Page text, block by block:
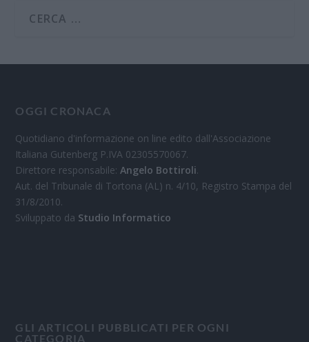
OGGI CRONACA
Quotidiano d'informazione on line edito dall'Associazione
Italiana Gutenberg P.IVA 02305570067.
Direttore responsabile:Angelo Bottiroli.
Aut. del Tribunale di Tortona (AL) n. 4/10, Registro Stampa del
31/8/2010.
Sviluppato da Studio Informatico
GLI ARTICOLI PUBBLICATI PER OGNI
CATEGORIA